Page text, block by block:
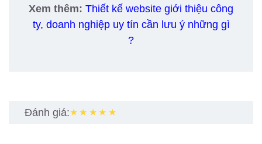
Xem thêm: Thiết kế website giới thiệu công
ty, doanh nghiệp uy tín cần lưu ý những gì
?
Đánh giá:★★★★★